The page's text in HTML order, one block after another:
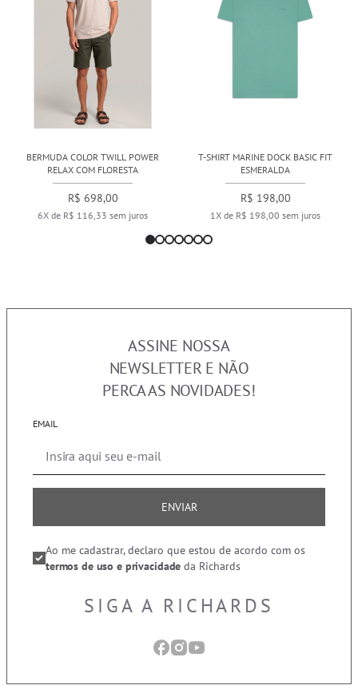
BERMUDA COLOR TWILL POWER
RELAX COM FLORESTA
R$ 698,00
6X de R$ 116,33 sem juros
T-SHIRT MARINE DOCK BASIC FIT
ESMERALDA
R$ 198,00
1X de R$ 198,00 sem juros
ASSINE NOSSA
NEWSLETTER E NÃO
PERCA AS NOVIDADES!
EMAIL
ENVIAR
Ao me cadastrar, declaro que estou de acordo com os
termos de uso e privacidade da Richards
SIGA A RICHARDS